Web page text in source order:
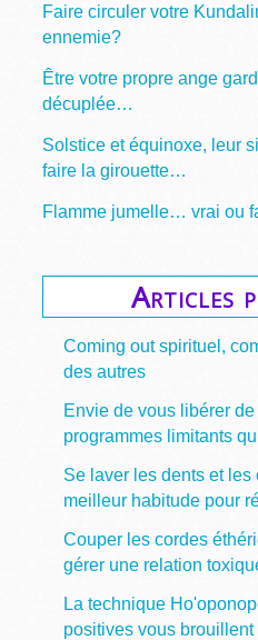
Faire circuler votre
ennemie?
Être votre propre ange
décuplée…
Solstice et équinoxe, leur
faire la girouette…
Flamme jumelle… vrai ou
Articles
Coming out spirituel,
des autres
Envie de vous libérer
programmes limitants
Se laver les dents et les
meilleur habitude pour
Couper les cordes
gérer une relation
La technique
positives vous brouillent